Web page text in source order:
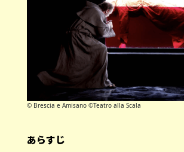
© Brescia e Amisano ©Teatro alla Scala
あらすじ